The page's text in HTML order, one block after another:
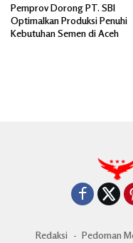
Pemprov Dorong PT. SBI
Optimalkan Produksi Penuhi
Kebutuhan Semen di Aceh
Redaksi Pedoman